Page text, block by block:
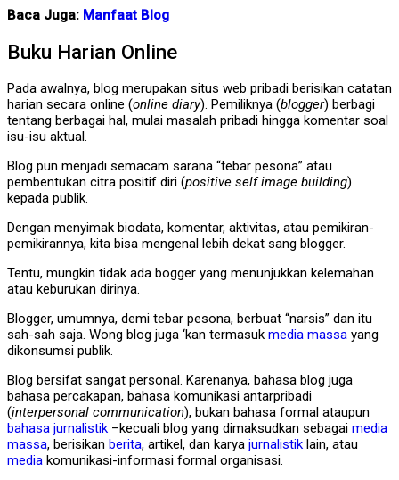
Baca Juga: Manfaat Blog
Buku Harian Online
Pada awalnya, blog merupakan situs web pribadi berisikan catatan
harian secara online (online diary). Pemiliknya (blogger) berbagi
tentang berbagai hal, mulai masalah pribadi hingga komentar soal
isu-isu aktual.
Blog pun menjadi semacam sarana “tebar pesona” atau
pembentukan citra positif diri (positive self image building)
kepada publik.
Dengan menyimak biodata, komentar, aktivitas, atau pemikiran-
pemikirannya, kita bisa mengenal lebih dekat sang blogger.
Tentu, mungkin tidak ada bogger yang menunjukkan kelemahan
atau keburukan dirinya.
Blogger, umumnya, demi tebar pesona, berbuat “narsis” dan itu
sah-sah saja. Wong blog juga ‘kan termasuk media massa yang
dikonsumsi publik.
Blog bersifat sangat personal. Karenanya, bahasa blog juga
bahasa percakapan, bahasa komunikasi antarpribadi
(interpersonal communication), bukan bahasa formal ataupun
bahasa jurnalistik –kecuali blog yang dimaksudkan sebagai media
massa, berisikan berita, artikel, dan karya jurnalistik lain, atau
media komunikasi-informasi formal organisasi.